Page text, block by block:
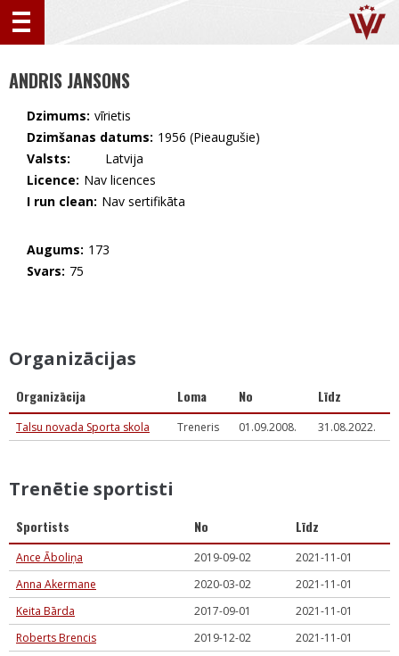
ANDRIS JANSONS
Dzimums: vīrietis
Dzimšanas datums: 1956 (Pieaugušie)
Valsts:
🇱🇻 Latvija
Licence: Nav licences
I run clean: Nav sertifikāta
Augums: 173
Svars: 75
Organizācijas
Organizācija Loma No Līdz
Talsu novada Sporta skola Treneris 01.09.2008. 31.08.2022.
Trenētie sportisti
Sportists No Līdz
Ance Āboliņa 2019-09-02
2021-11-01
Anna Akermane
2020-03-02
2021-11-01
Keita Bārda
2017-09-01
2021-11-01
Roberts Brencis
2019-12-02
2021-11-01